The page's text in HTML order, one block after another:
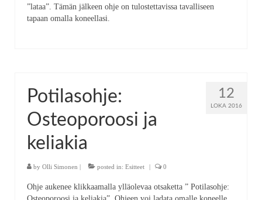
”lataa”. Tämän jälkeen ohje on tulostettavissa tavalliseen
tapaan omalla koneellasi.
12
LOKA 2016
Potilasohje:
Osteoporoosi ja
keliakia
by Olli Simonen | posted in: Esitteet | 0
Ohje aukenee klikkaamalla ylläolevaa otsaketta ” Potilasohje: